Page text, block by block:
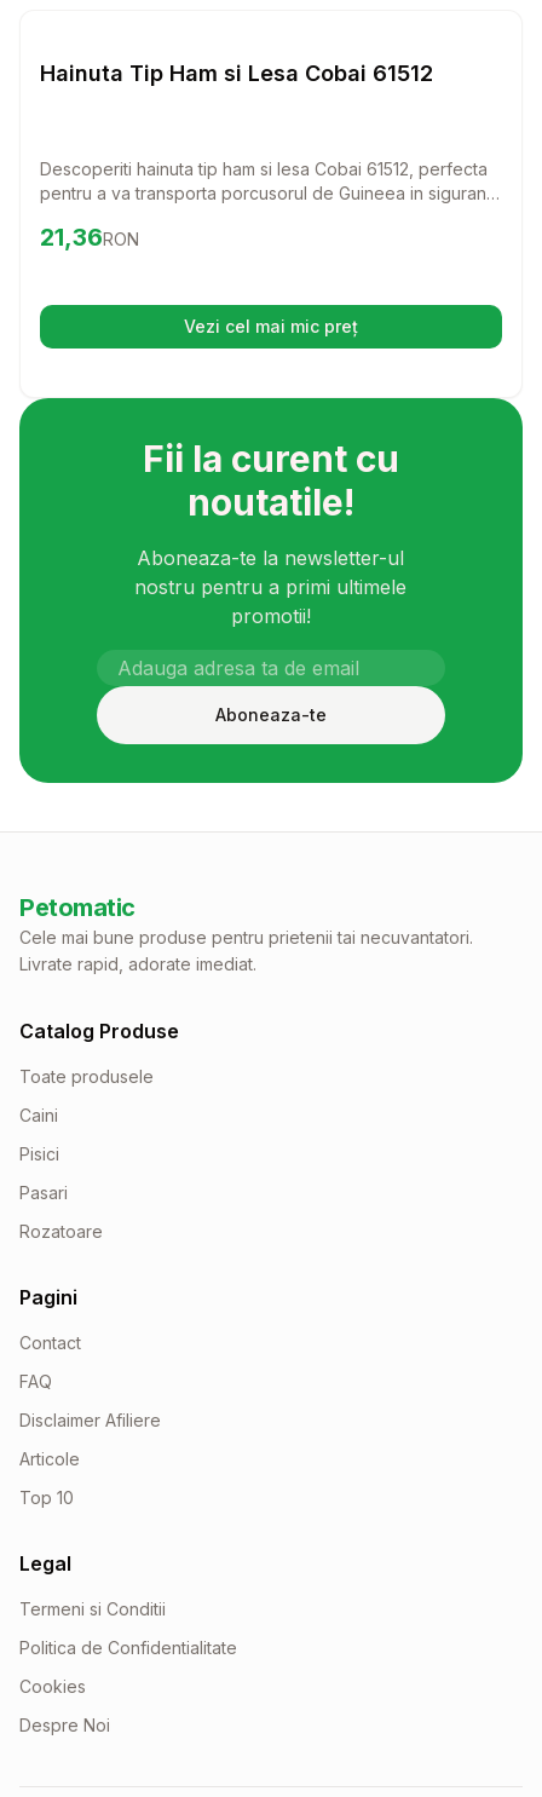
Custi Rozatoare
Hainuta Tip Ham si Lesa Cobai 61512
Descoperiti hainuta tip ham si lesa Cobai 61512, perfecta
pentru a va transporta porcusorul de Guineea in siguranta
acest ham va face plimbarile mai placute pentru atat
Preț:21.36
21,36RON
Vezi cel mai mic preț(se deschide într-o filă nouă)
Fii la curent cu
noutatile!
Aboneaza-te la newsletter-ul
nostru pentru a primi ultimele
promotii!
Aboneaza-te
Petomatic
Cele mai bune produse pentru prietenii tai necuvantatori.
Livrate rapid, adorate imediat.
Catalog Produse
Toate produsele
Caini
Pisici
Pasari
Rozatoare
Pagini
Contact
FAQ
Disclaimer Afiliere
Articole
Top 10
Legal
Termeni si Conditii
Politica de Confidentialitate
Cookies
Despre Noi